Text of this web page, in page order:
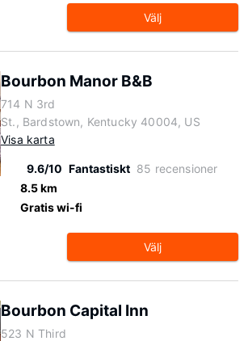
Välj
Bourbon Manor B&B
714 N 3rd
St., Bardstown, Kentucky 40004, US
Visa karta
9.6/10 Fantastiskt 85 recensioner
8.5 km
Gratis wi-fi
Välj
Bourbon Capital Inn
523 N Third